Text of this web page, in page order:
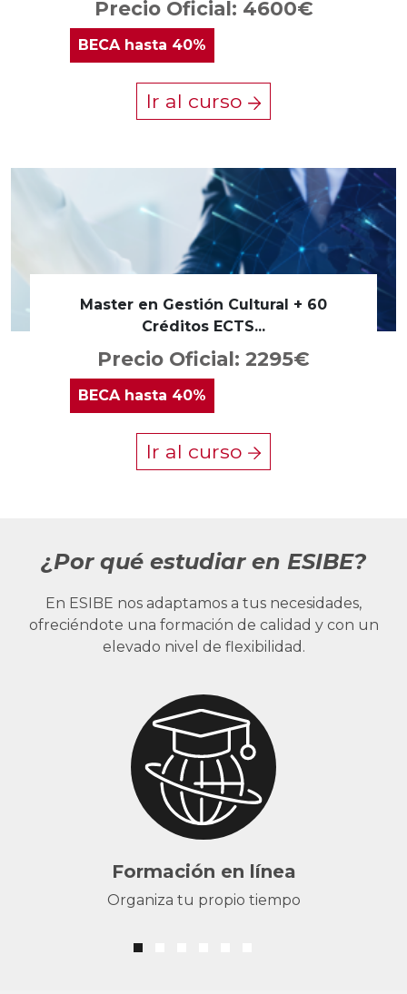
Precio Oficial: 4600€
BECAhasta 40%
Ir al curso
Master en Gestión Cultural + 60
Créditos ECTS...
Precio Oficial: 2295€
BECA hasta 40%
Ir al curso
¿Por qué estudiar en ESIBE?
En ESIBE nos adaptamos a tus necesidades,
ofreciéndote una formación de calidad y con un
elevado nivel de flexibilidad.
Formación en línea
Organiza tu propio tiempo